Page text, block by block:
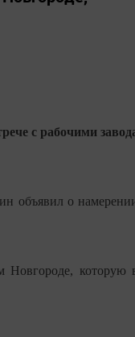
с рабочими
объявил о
Новгороде, которую